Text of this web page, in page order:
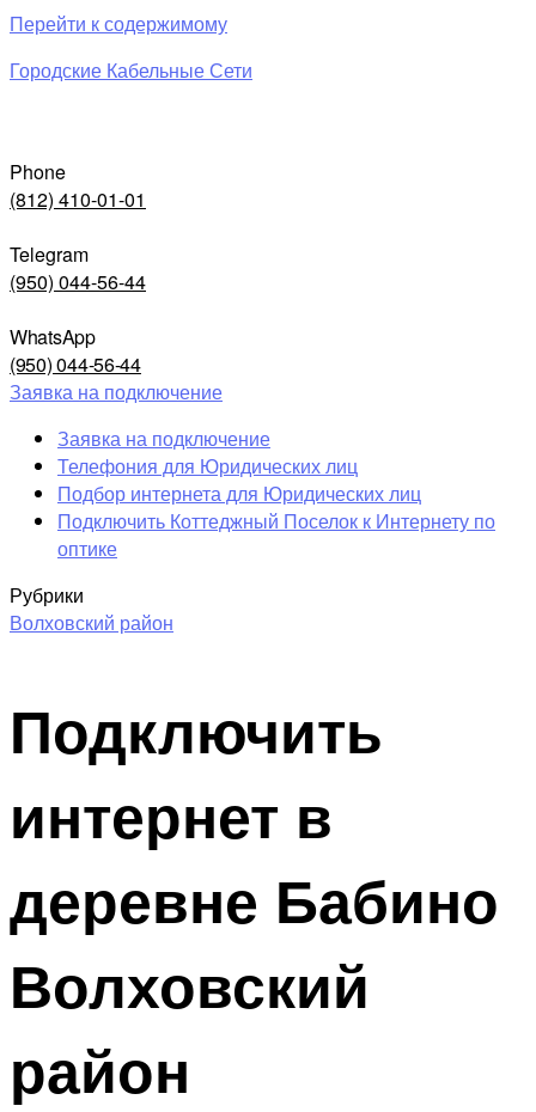
Перейти к содержимому
Городские Кабельные Сети
Phone
(812) 410-01-01
Telegram
(950) 044-56-44
WhatsApp
(950) 044-56-44
Заявка на подключение
Заявка на подключение
Телефония для Юридических лиц
Подбор интернета для Юридических лиц
Подключить Коттеджный Поселок к Интернету по
оптике
Рубрики
Волховский район
Подключить
интернет в
деревне Бабино
Волховский
район